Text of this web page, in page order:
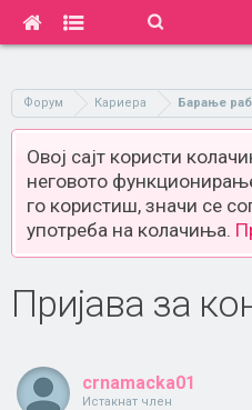
Форум Кариера Барање
Овој сајт користи
неговото
го користиш, значи се
употреба на колачиња.
Пријава за
crnamacka01
Истакнат член